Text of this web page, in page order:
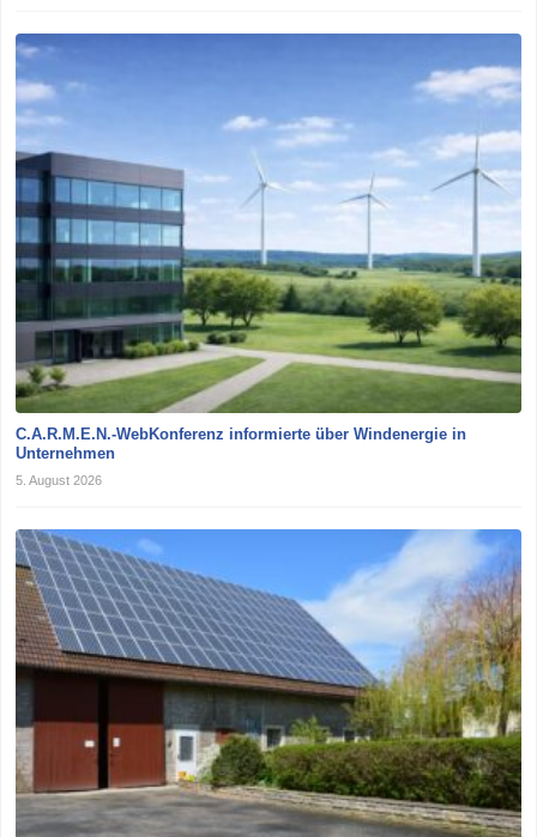
C.A.R.M.E.N.-WebKonferenz informierte über Windenergie in
Unternehmen
5. August 2026